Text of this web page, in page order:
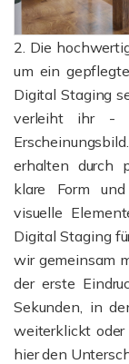
2. Die
um ein
Digital Staging
verleiht ihr -
erhalten durch
klare Form
visuelle
Digital Staging
wir gemeinsam
der erste
Sekunden, in
weiterklickt oder
hier den